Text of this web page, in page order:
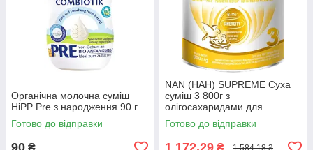
Органічна молочна суміш
HiPP Pre з народження 90 г
Готово до відправки
₴
NAN (НАН) SUPREME Суха
суміш 3 800г з
олігосахаридами для
харчування дітей з
народження.
Готово до відправки
₴ 1 584,18 ₴